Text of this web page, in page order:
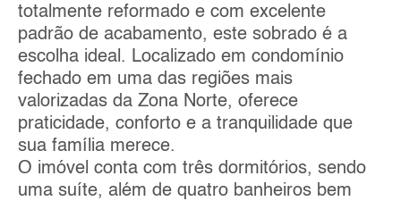
totalmente reformado e com excelente
padrão de acabamento, este sobrado é a
escolha ideal. Localizado em condomínio
fechado em uma das regiões mais
valorizadas da Zona Norte, oferece
praticidade, conforto e a tranquilidade que
sua família merece.
O imóvel conta com três dormitórios, sendo
uma suíte, além de quatro banheiros bem